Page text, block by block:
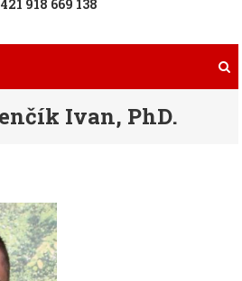
918 669 138
Ivan, PhD.